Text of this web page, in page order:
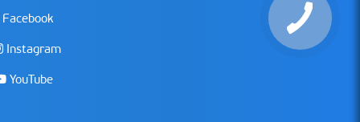
Facebook
Instagram
YouTube